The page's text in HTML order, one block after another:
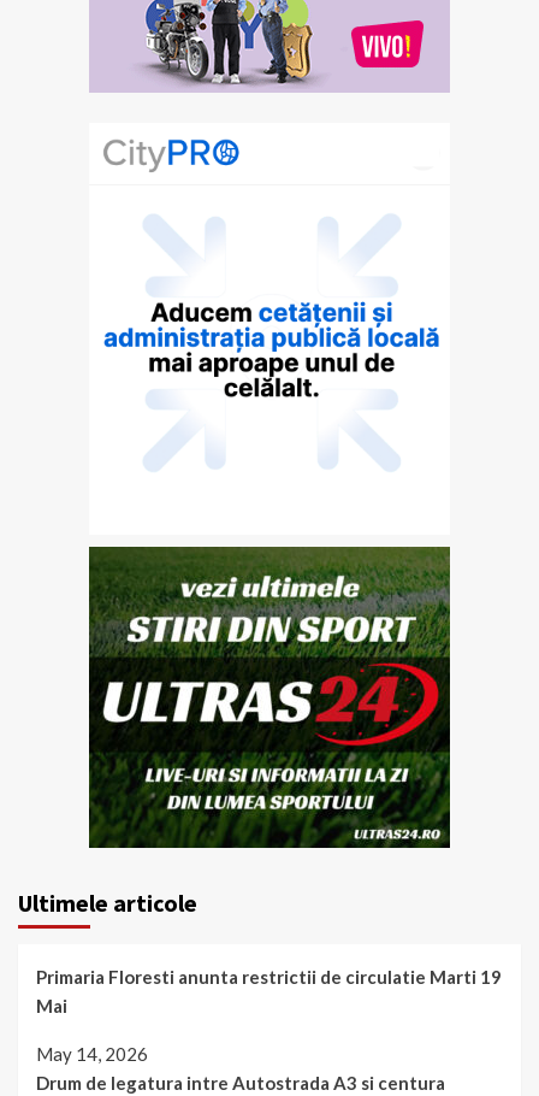
Ultimele articole
Primaria Floresti anunta restrictii de circulatie Marti 19
Mai
May 14, 2026
Drum de legatura intre Autostrada A3 si centura